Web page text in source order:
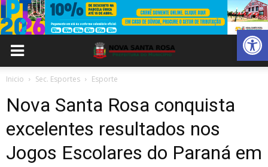
Abrir
Inicio Sec. Esportes Esporte
Nova Santa Rosa conquista
excelentes resultados nos
Jogos Escolares do Paraná em